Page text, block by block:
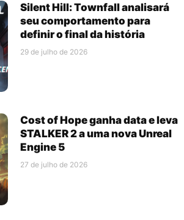
Silent Hill: Townfall analisará
seu comportamento para
definir o final da história
29 de julho de 2026
Cost of Hope ganha data e leva
STALKER 2 a uma nova Unreal
Engine 5
27 de julho de 2026